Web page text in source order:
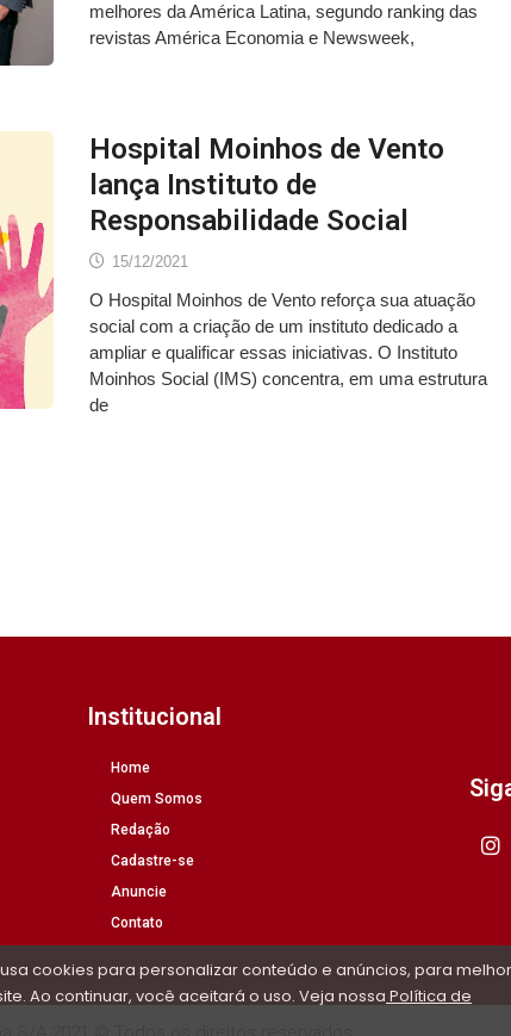
melhores da América Latina, segundo ranking das
revistas América Economia e Newsweek,
Hospital Moinhos de Vento
lança Instituto de
Responsabilidade Social
15/12/2021
O Hospital Moinhos de Vento reforça sua atuação
social com a criação de um instituto dedicado a
ampliar e qualificar essas iniciativas. O Instituto
Moinhos Social (IMS) concentra, em uma estrutura
de
Institucional
Home
Quem Somos
Redação
Cadastre-se
Anuncie
Contato
cookies para personalizar conteúdo e anúncios, para
Ao continuar, você aceitará o uso. Veja nossa Política de